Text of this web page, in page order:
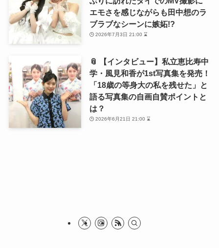
エモさを感じながらも田中想のラ
ブラブなシーンに嫉妬!?
2026年7月3日 21:00 ⌛
📎 【インタビュー】私立恵比寿中
学・風見和香が1st写真集を発売！
「18歳の等身大の私を残せた」と
語る写真集の自画自賛ポイントと
は？
2026年6月21日 21:00 ⌛